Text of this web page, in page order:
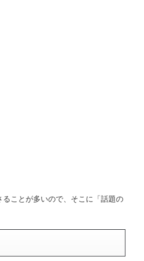
ことが多いので、そこに「話題の